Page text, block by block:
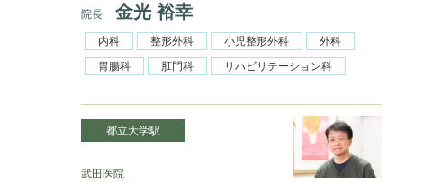
院長
金光 裕幸
内科 整形外科 小児整形外科
外科
胃腸科
肛門科 リハビリテーション科
都立大学駅
武田医院